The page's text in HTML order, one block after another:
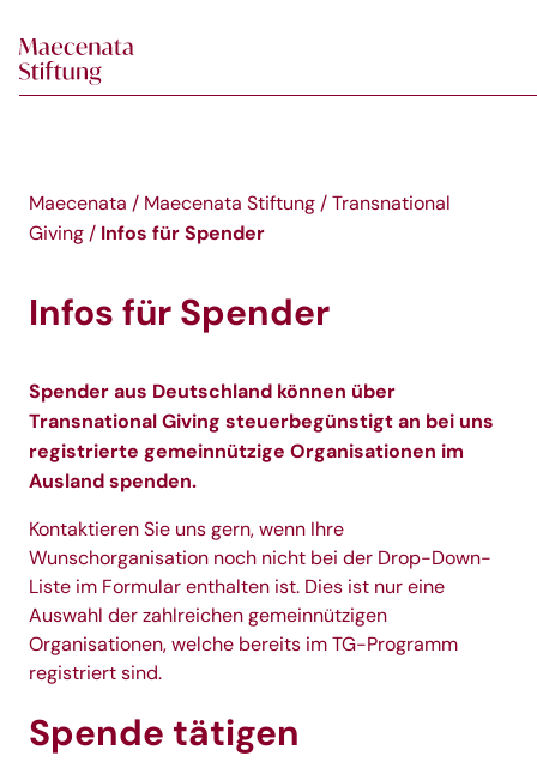
Maecenata / Maecenata Stiftung / Transnational
Giving / Infos für Spender
Infos für Spender
Spender aus Deutschland können über
Transnational Giving steuerbegünstigt an bei uns
registrierte gemeinnützige Organisationen im
Ausland spenden.
Kontaktieren Sie uns gern, wenn Ihre
Wunschorganisation noch nicht bei der Drop-Down-
Liste im Formular enthalten ist. Dies ist nur eine
Auswahl der zahlreichen gemeinnützigen
Organisationen, welche bereits im TG-Programm
registriert sind.
Spende tätigen